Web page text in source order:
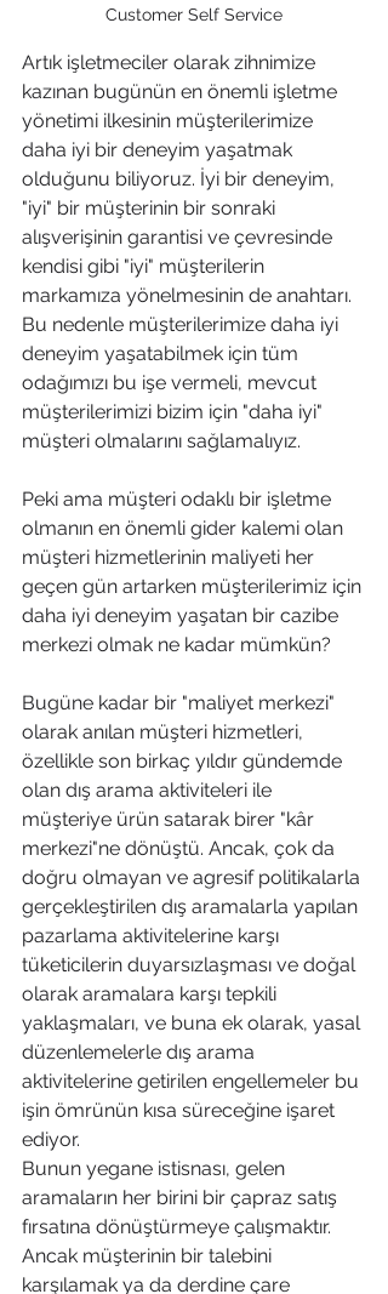
Customer Self Service
Artık işletmeciler olarak zihnimize
kazınan bugünün en önemli işletme
yönetimi ilkesinin müşterilerimize
daha iyi bir deneyim yaşatmak
olduğunu biliyoruz. İyi bir deneyim,
"iyi" bir müşterinin bir sonraki
alışverişinin garantisi ve çevresinde
kendisi gibi "iyi" müşterilerin
markamıza yönelmesinin de anahtarı.
Bu nedenle müşterilerimize daha iyi
deneyim yaşatabilmek için tüm
odağımızı bu işe vermeli, mevcut
müşterilerimizi bizim için "daha iyi"
müşteri olmalarını sağlamalıyız.
Peki ama müşteri odaklı bir işletme
olmanın en önemli gider kalemi olan
müşteri hizmetlerinin maliyeti her
geçen gün artarken müşterilerimiz için
daha iyi deneyim yaşatan bir cazibe
merkezi olmak ne kadar mümkün?
Bugüne kadar bir "maliyet merkezi"
olarak anılan müşteri hizmetleri,
özellikle son birkaç yıldır gündemde
olan dış arama aktiviteleri ile
müşteriye ürün satarak birer "kâr
merkezi"ne dönüştü. Ancak, çok da
doğru olmayan ve agresif politikalarla
gerçekleştirilen dış aramalarla yapılan
pazarlama aktivitelerine karşı
tüketicilerin duyarsızlaşması ve doğal
olarak aramalara karşı tepkili
yaklaşmaları, ve buna ek olarak, yasal
düzenlemelerle dış arama
aktivitelerine getirilen engellemeler bu
işin ömrünün kısa süreceğine işaret
ediyor.
Bunun yegane istisnası, gelen
aramaların her birini bir çapraz satış
fırsatına dönüştürmeye çalışmaktır.
Ancak müşterinin bir talebini
karşılamak ya da derdine çare